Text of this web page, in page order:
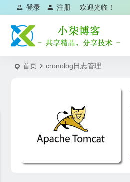
欢迎光临！
登录 注册
首页 cronolog日志管理